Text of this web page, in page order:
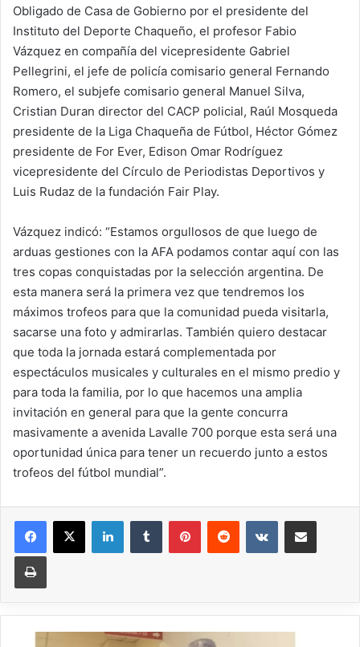
Obligado de Casa de Gobierno por el presidente del
Instituto del Deporte Chaqueño, el profesor Fabio
Vázquez en compañía del vicepresidente Gabriel
Pellegrini, el jefe de policía comisario general Fernando
Romero, el subjefe comisario general Manuel Silva,
Cristian Duran director del CACP policial, Raúl Mosqueda
presidente de la Liga Chaqueña de Fútbol, Héctor Gómez
presidente de For Ever, Edison Omar Rodríguez
vicepresidente del Círculo de Periodistas Deportivos y
Luis Rudaz de la fundación Fair Play.
Vázquez indicó: “Estamos orgullosos de que luego de
arduas gestiones con la AFA podamos contar aquí con las
tres copas conquistadas por la selección argentina. De
esta manera será la primera vez que tendremos los
máximos trofeos para que la comunidad pueda visitarla,
sacarse una foto y admirarlas. También quiero destacar
que toda la jornada estará complementada por
espectáculos musicales y culturales en el mismo predio y
para toda la familia, por lo que hacemos una amplia
invitación en general para que la gente concurra
masivamente a avenida Lavalle 700 porque esta será una
oportunidad única para tener un recuerdo junto a estos
trofeos del fútbol mundial”.